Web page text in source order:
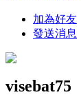
加為好友
發送消息
visebat75